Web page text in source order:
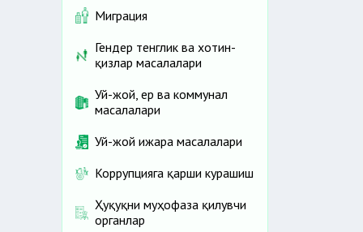
Миграция
Гендер тенглик ва хотин-
қизлар масалалари
Уй-жой, ер ва коммунал
масалалари
Уй-жой ижара масалалари
Коррупцияга қарши курашиш
Ҳуқуқни муҳофаза қилувчи
органлар